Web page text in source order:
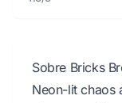
Sobre Bricks
Neon-lit chaos